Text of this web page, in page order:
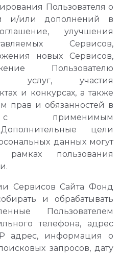
Пользователя о
и/или дополнений в
улучшения
Сервисов,
новых Сервисов,
Пользователю
услуг, участия
и конкурсах, а также
прав и обязанностей в
с применимым
Дополнительные цели
данных могут
пользования
Сервисов Сайта Фонд
и обрабатывать
Пользователем
телефона, адрес
адрес, информация о
запросов, дату